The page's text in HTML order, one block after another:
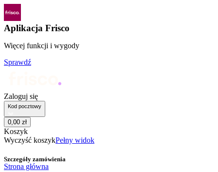
Aplikacja Frisco
Więcej funkcji i wygody
Sprawdź
Zaloguj się
Kod pocztowy
0,00 zł
Koszyk
Wyczyść koszykPełny widok
Szczegóły zamówienia
Strona główna